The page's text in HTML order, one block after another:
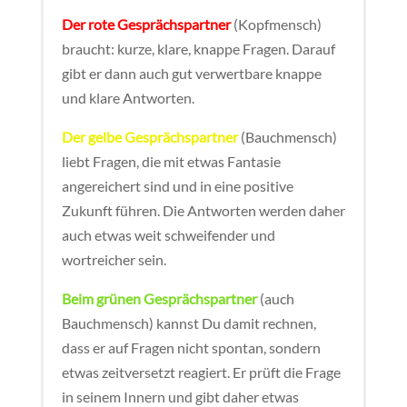
Der rote Gesprächspartner(Kopfmensch)
braucht: kurze, klare, knappe Fragen. Darauf
gibt er dann auch gut verwertbare knappe
und klare Antworten.
Der gelbe Gesprächspartner(Bauchmensch)
liebt Fragen, die mit etwas Fantasie
angereichert sind und in eine positive
Zukunft führen. Die Antworten werden daher
auch etwas weit schweifender und
wortreicher sein.
Beim grünen Gesprächspartner(auch
Bauchmensch) kannst Du damit rechnen,
dass er auf Fragen nicht spontan, sondern
etwas zeitversetzt reagiert. Er prüft die Frage
in seinem Innern und gibt daher etwas